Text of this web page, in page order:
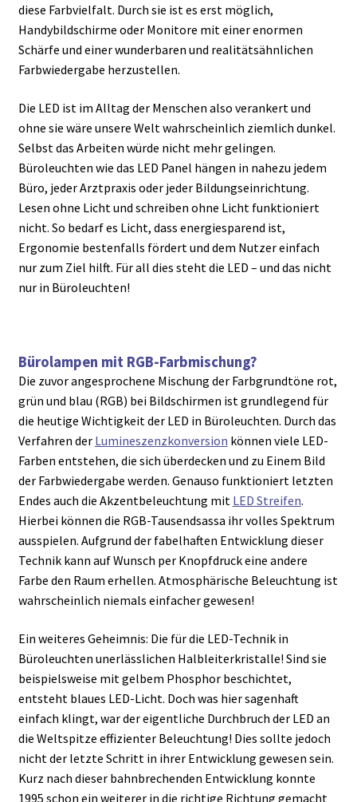
diese Farbvielfalt. Durch sie ist es erst möglich,
Handybildschirme oder Monitore mit einer enormen
Schärfe und einer wunderbaren und realitätsähnlichen
Farbwiedergabe herzustellen.
Die LED ist im Alltag der Menschen also verankert und
ohne sie wäre unsere Welt wahrscheinlich ziemlich dunkel.
Selbst das Arbeiten würde nicht mehr gelingen.
Büroleuchten wie das LED Panel hängen in nahezu jedem
Büro, jeder Arztpraxis oder jeder Bildungseinrichtung.
Lesen ohne Licht und schreiben ohne Licht funktioniert
nicht. So bedarf es Licht, dass energiesparend ist,
Ergonomie bestenfalls fördert und dem Nutzer einfach
nur zum Ziel hilft. Für all dies steht die LED – und das nicht
nur in Büroleuchten!
Bürolampen mit RGB-Farbmischung?
Die zuvor angesprochene Mischung der Farbgrundtöne rot,
grün und blau (RGB) bei Bildschirmen ist grundlegend für
die heutige Wichtigkeit der LED in Büroleuchten. Durch das
Verfahren der Lumineszenzkonversion können viele LED-
Farben entstehen, die sich überdecken und zu Einem Bild
der Farbwiedergabe werden. Genauso funktioniert letzten
Endes auch die Akzentbeleuchtung mit LED Streifen.
Hierbei können die RGB-Tausendsassa ihr volles Spektrum
ausspielen. Aufgrund der fabelhaften Entwicklung dieser
Technik kann auf Wunsch per Knopfdruck eine andere
Farbe den Raum erhellen. Atmosphärische Beleuchtung ist
wahrscheinlich niemals einfacher gewesen!
Ein weiteres Geheimnis: Die für die LED-Technik in
Büroleuchten unerlässlichen Halbleiterkristalle! Sind sie
beispielsweise mit gelbem Phosphor beschichtet,
entsteht blaues LED-Licht. Doch was hier sagenhaft
einfach klingt, war der eigentliche Durchbruch der LED an
die Weltspitze effizienter Beleuchtung! Dies sollte jedoch
nicht der letzte Schritt in ihrer Entwicklung gewesen sein.
Kurz nach dieser bahnbrechenden Entwicklung konnte
1995 schon ein weiterer in die richtige Richtung gemacht